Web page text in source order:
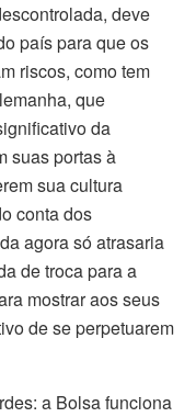
deve
país para que os
riscos, como tem
que
da
suas portas à
sua cultura
conta dos
agora só atrasaria
de troca para a
mostrar aos seus
de se perpetuarem
a Bolsa funciona